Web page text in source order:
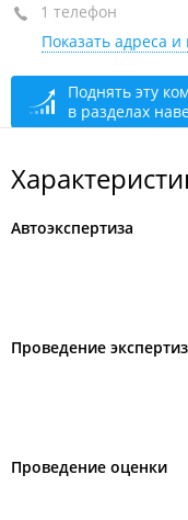
оф. 106
+7 924 739-55-55
Зимний режим
Летний режим
1 телефон
Показать адреса и
Поднять эту
в разделах
Автоэкспертиза
Проведение экспертиз
Проведение оценки